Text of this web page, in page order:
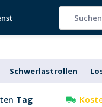
Schwerlastrollen
Tag